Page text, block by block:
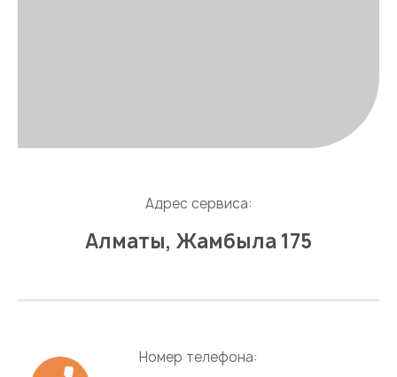
Адрес сервиса:
Алматы, Жамбыла 175
Номер телефона: